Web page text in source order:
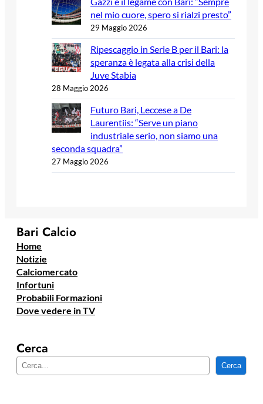
nel mio cuore, spero si rialzi presto”
29 Maggio 2026
Ripescaggio in Serie B per il Bari: la
speranza è legata alla crisi della
Juve Stabia
28 Maggio 2026
Futuro Bari, Leccese a De
Laurentiis: “Serve un piano
industriale serio, non siamo una
seconda squadra”
27 Maggio 2026
Bari Calcio
Home
Notizie
Calciomercato
Infortuni
Probabili Formazioni
Dove vedere in TV
Cerca
e
Cerca